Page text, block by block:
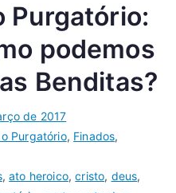
Purgatório:
podemos
Benditas?
de 2017
Purgatório, Finados,
,ato heroico,cristo, deus,